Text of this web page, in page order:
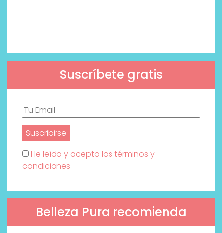
Suscríbete gratis
He leído y acepto los términos y
condiciones
Belleza Pura recomienda